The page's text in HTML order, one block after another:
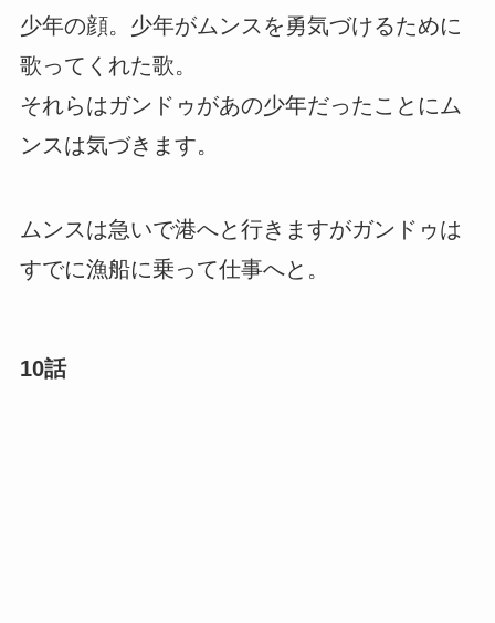
少年の顔。少年がムンスを勇気づけるために
歌ってくれた歌。
それらはガンドゥがあの少年だったことにム
ンスは気づきます。
ムンスは急いで港へと行きますがガンドゥは
すでに漁船に乗って仕事へと。
10話